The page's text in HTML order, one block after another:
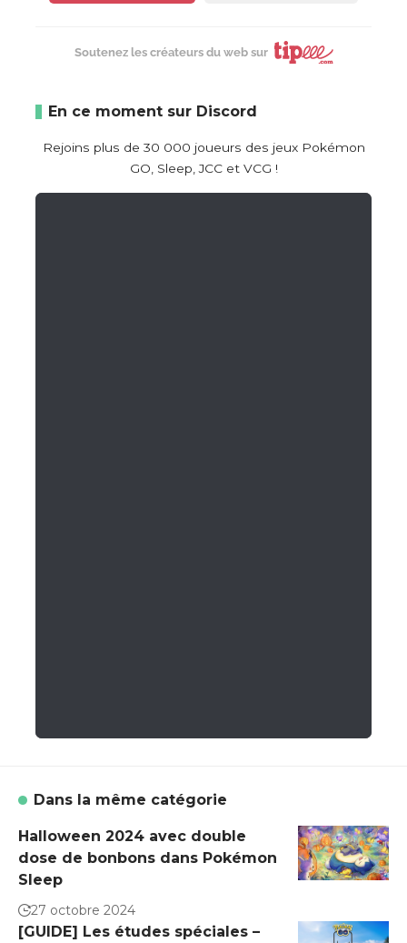
Soutenez les créateurs du web sur
En ce moment sur Discord
Rejoins plus de 30 000 joueurs des jeux Pokémon
GO, Sleep, JCC et VCG !
Dans la même catégorie
Halloween 2024 avec double
dose de bonbons dans Pokémon
Sleep
27 octobre 2024
[GUIDE] Les études spéciales –